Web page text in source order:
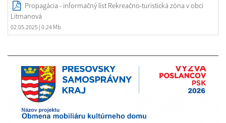
Propagácia - informačný list Rekreačno-turistická zóna v obci
Litmanová
02.05.2025 | 0.24 Mb